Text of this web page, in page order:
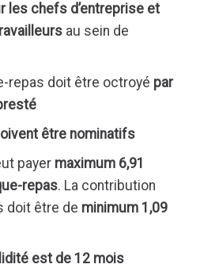
les chefs d’entreprise et
au sein de
repas doit être octroyé par
être nominatifs
payer maximum 6,91
repas. La contribution
doit être de minimum 1,09
est de 12 mois